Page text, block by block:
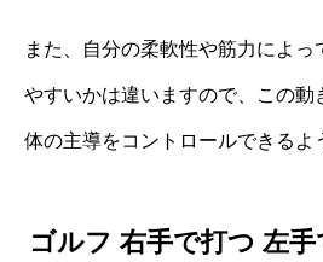
また、自分の柔軟性や筋力によっ
やすいかは違いますので、この動
体の主導をコントロールできるよ
ゴルフ 右手で打つ 左